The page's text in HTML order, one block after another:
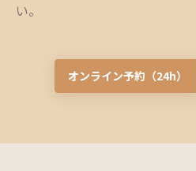
い。
オンライン予約（24h）